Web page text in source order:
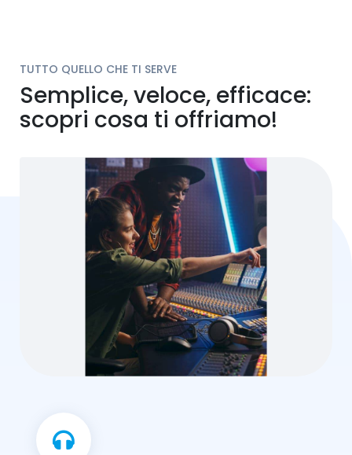
TUTTO QUELLO CHE TI SERVE
Semplice, veloce, efficace:
scopri cosa ti offriamo!